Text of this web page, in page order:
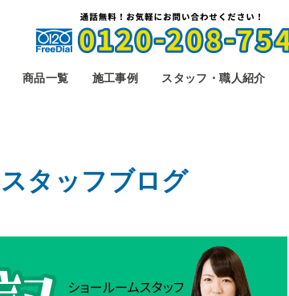
商品一覧 施工事例 スタッフ・職人紹介
スタッフブログ